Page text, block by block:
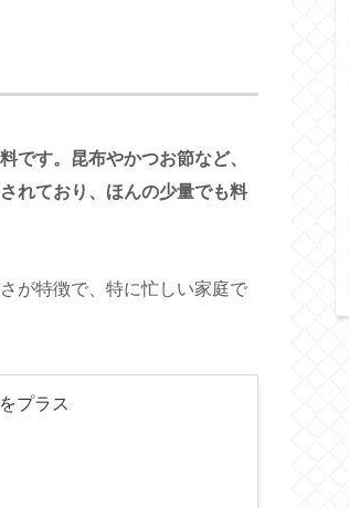
です。昆布やかつお節など、
れており、ほんの少量でも料
が特徴で、特に忙しい家庭で
プラス